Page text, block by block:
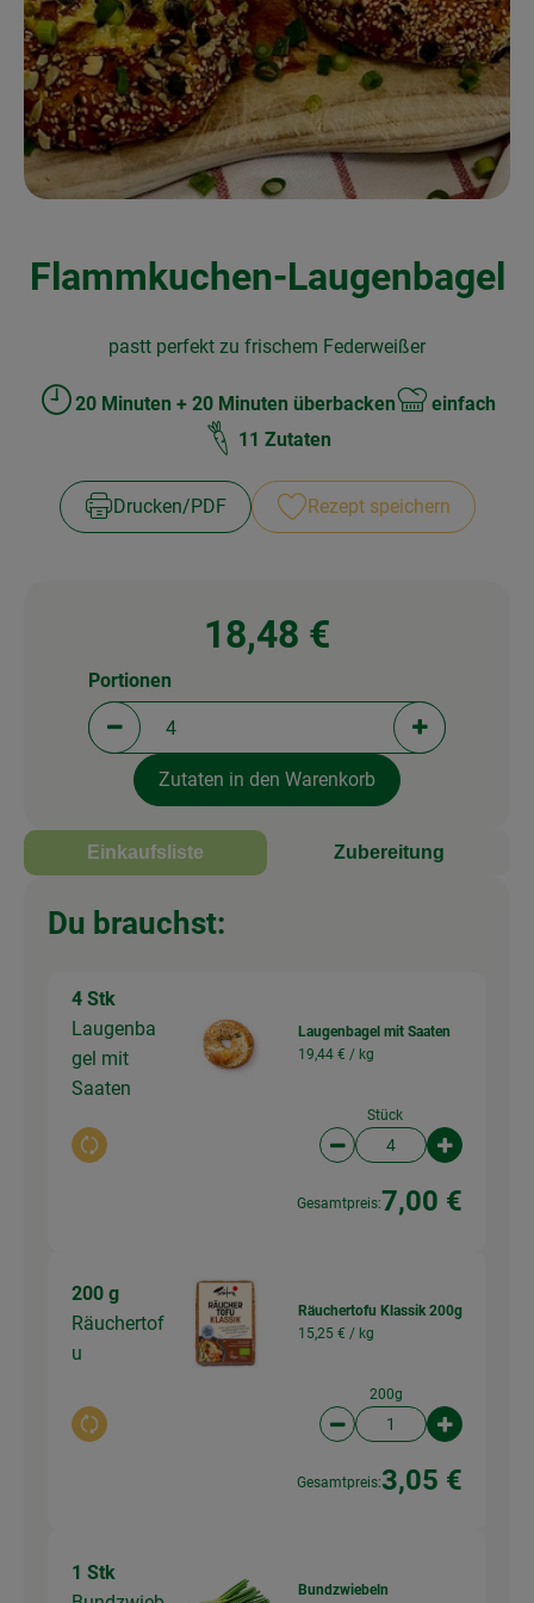
Kochen & Backen
Naturkost
Drogerie
Blog
Flammkuchen-Laugenbagel
pastt perfekt zu frischem Federweißer
Zubreitungszeit:
20 Minuten + 20 Minuten überbacken
Schwierigkeit:
einfach
11 Zutaten
Drucken​/​PDF Rezept speichern
18,48 €
Portionen verringern (aktuell 4 Portionen
Portionen
Portionen
Zutaten in den Warenkorb
Einkaufsliste Zubereitung
Du brauchst:
4 Stk
Laugenba
gel mit
Saaten
Auswahl ändern
Laugenbagel mit Saaten
19,44 € / kg
Stück
Artikelanzahl
Gesamtpreis:7,00 €
200 g
Räuchertof
u
Auswahl ändern
Räuchertofu Klassik 200g
15,25 € / kg
200g
Artikelanzahl
Gesamtpreis:3,05 €
1 Stk
Bundzwiebeln